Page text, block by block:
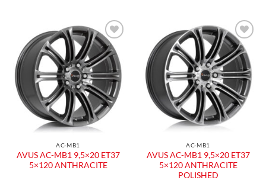
Aggiungi
alla lista
dei
desideri
AC-MB1
AVUS AC-MB1 9,5×20 ET37
5×120 ANTHRACITE
Aggiungi
alla lista
dei
desideri
AC-MB1
AVUS AC-MB1 9,5×20 ET37
5×120 ANTHRACITE
POLISHED